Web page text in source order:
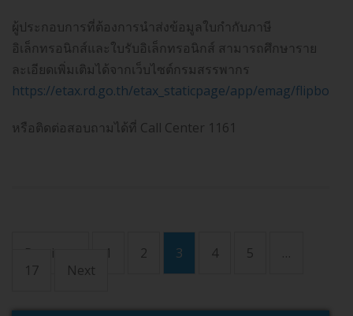
ผู้ประกอบการที่ต้องการนำส่งข้อมูลใบกำกับภาษี
อิเล็กทรอนิกส์และใบรับอิเล็กทรอนิกส์ สามารถศึกษาราย
ละเอียดเพิ่มเติมได้จากเว็บไซต์กรมสรรพากร
https://etax.rd.go.th/etax_staticpage/app/emag/flipbook/
หรือติดต่อสอบถามได้ที่ Call Center 1161
Previous 1 2 3 4 5
…
17
Next